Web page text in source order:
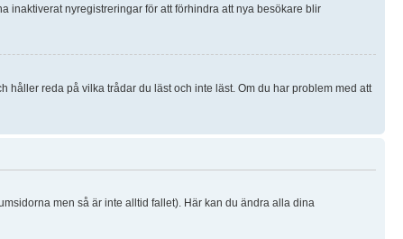
inaktiverat nyregistreringar för att förhindra att nya besökare blir
reda på vilka trådar du läst och inte läst. Om du har problem med att
men så är inte alltid fallet). Här kan du ändra alla dina